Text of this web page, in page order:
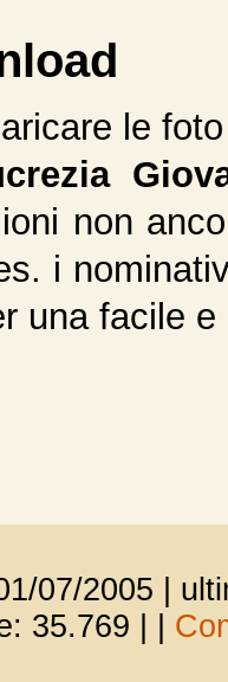
le
non
i
una facile
07/2005 |
35.769 |